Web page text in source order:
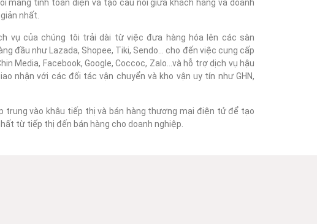
mang tính toàn diện và tạo cầu nối giữa khách hàng và doanh
nhất.
vụ của chúng tôi trải dài từ việc đưa hàng hóa lên các sàn
đầu như Lazada, Shopee, Tiki, Sendo... cho đến việc cung cấp
Media, Facebook, Google, Coccoc, Zalo...và hỗ trợ dịch vụ hậu
nhận với các đối tác vận chuyển và kho vận uy tín như GHN,
trung vào khâu tiếp thị và bán hàng thương mại điện tử để tạo
từ tiếp thị đến bán hàng cho doanh nghiệp.